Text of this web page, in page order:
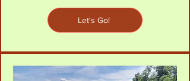
Let's Go!